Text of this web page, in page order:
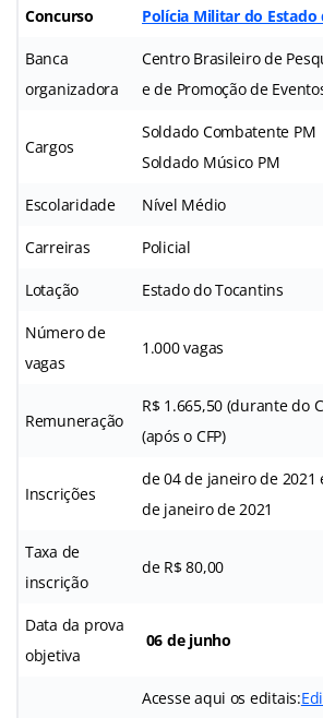
Concurso Polícia Militar do Estado
Banca
organizadora
Centro Brasileiro de
e de Promoção de
Cargos
Soldado Combatente PM
Soldado Músico PM
Escolaridade Nível Médio
Carreiras Policial
Lotação Estado do Tocantins
Número de
vagas
1.000 vagas
Remuneração
R$ 1.665,50 (durante do
(após o CFP)
Inscrições
de 04 de janeiro de 2021
de janeiro de 2021
Taxa de
inscrição
de R$ 80,00
Data da prova
objetiva
06 de junho
Acesse aqui os editais: